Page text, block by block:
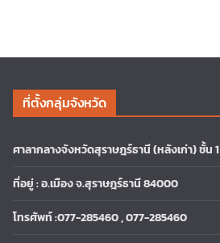
ที่ตั้งกลุ่มจังหวัด
ศาลากลางจังหวัดสุราษฎร์ธานี (หลังเก่า) ชั้น 1
ที่อยู่ : อ.เมือง จ.สุราษฎร์ธานี 84000
โทรศัพท์ :077-285460 , 077-285460